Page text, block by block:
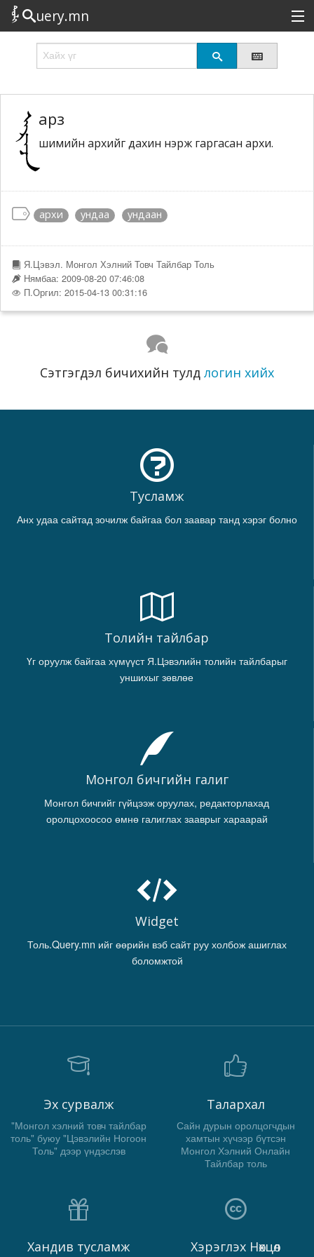
uery.mn
Сонирхолтой
Эрэлттэй
Төрөл
Татах
Логин
арз
шимийн архийг дахин нэрж гаргасан архи.
архи ундаа ундаан
Я.Цэвэл. Монгол Хэлний Товч Тайлбар Толь
Нямбаа: 2009-08-20 07:46:08
П.Оргил: 2015-04-13 00:31:16
Сэтгэгдэл бичихийн тулд логин хийх
Тусламж
Анх удаа сайтад зочилж байгаа бол заавар танд хэрэг болно
Толийн тайлбар
Үг оруулж байгаа хүмүүст Я.Цэвэлийн толийн тайлбарыг
уншихыг зөвлөе
Монгол бичгийн галиг
Монгол бичгийг гүйцээж оруулах, редакторлахад
оролцохоосоо өмнө галиглах зааврыг хараарай
Widget
Толь.Query.mn ийг өөрийн вэб сайт руу холбож ашиглах
боломжтой
Эх сурвалж
"Монгол хэлний товч тайлбар
толь" буюу "Цэвэлийн Ногоон
Толь" дээр үндэслэв
Талархал
Сайн дурын оролцогчдын
хамтын хүчээр бүтсэн
Монгол Хэлний Онлайн
Тайлбар толь
Хандив тусламж Хэрэглэх Нөхцөл